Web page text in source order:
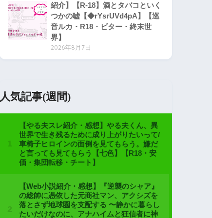
紹介】【R-18】酒とタバコといく
つかの嘘【◆rYsrUVd4pA】【巡
音ルカ・R18・ビター・終末世
界】
2026年8月7日
人気記事(週間)